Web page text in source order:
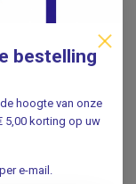
bestelling
hoogte van onze
5,00 korting op uw
e-mail.